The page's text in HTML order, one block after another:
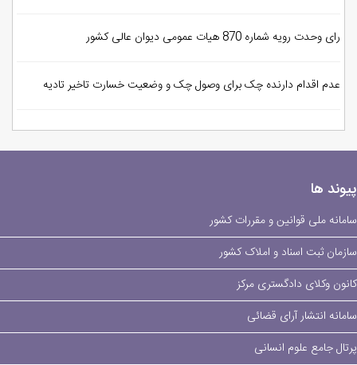
رای وحدت رویه شماره 870 هیات عمومی دیوان عالی کشور
عدم اقدام دارنده چک برای وصول چک و وضعیت خسارت تاخیر تادیه
پیوند ها
سامانه ملی قوانین و مقررات کشور
سازمان ثبت اسناد و املاک کشور
کانون وکلای دادگستری مرکز
سامانه انتشار آرای قضائی
پرتال جامع علوم انسانی